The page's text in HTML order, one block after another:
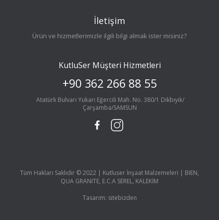
İletişim
Ürün ve hizmetlerimizle ilgili bilgi almak ister misiniz?
KutluSer Müşteri Hizmetleri
+90 362 266 88 55
Atatürk Bulvarı Yukarı Eğercili Mah. No. 380/1 Dikbıyık/
Çarşamba/SAMSUN
Tüm Hakları Saklıdır © 2022 | Kutluser İnşaat Malzemeleri | BIEN,
QUA GRANITE, E.C.A SEREL, KALEKİM
Tasarım: sitebizden